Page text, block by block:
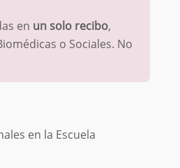
en un solo recibo,
o Sociales. No
en la Escuela